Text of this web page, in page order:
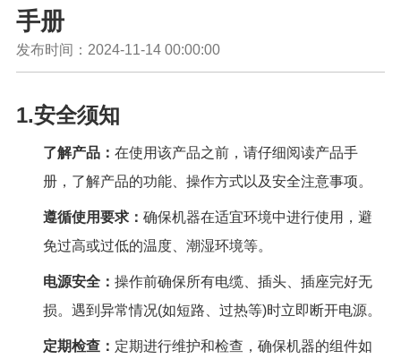
手册
发布时间：2024-11-14 00:00:00
1.安全须知
了解产品： 在使用该产品之前，请仔细阅读产品手
册，了解产品的功能、操作方式以及安全注意事项。
遵循使用要求： 确保机器在适宜环境中进行使用，避
免过高或过低的温度、潮湿环境等。
电源安全： 操作前确保所有电缆、插头、插座完好无
损。遇到异常情况(如短路、过热等)时立即断开电源。
定期检查： 定期进行维护和检查，确保机器的组件如